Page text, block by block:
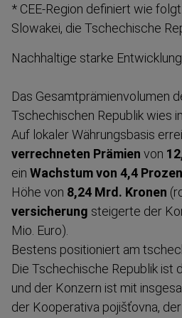
* CEE-Region definiert wie
Slowakei, die Tschechische
Nachhaltige starke Entwicklung
Das Gesamt­prä­mi­en­volumen
Tschechischen Republik wies
Auf lokaler Währungsbasis
verrechneten Prämien von
ein Wachstumvon 4,4
Höhe von 8,24 Mrd. Kronen
ver­si­cherung steigerte der
Mio. Euro).
Bestens positi­oniert am
Die Tschechische Republik ist
und der Konzern ist mit
der Kooperativa pojišťovna, der